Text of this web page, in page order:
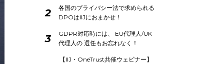
2
各国のプライバシー法で求められる
DPOはIIJにおまかせ！
3
GDPR対応時には、 EU代理人/UK
代理人の 選任もお忘れなく！
【IIJ・OneTrust共催ウェビナー】